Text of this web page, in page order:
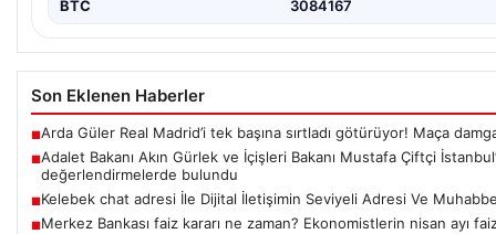
BTC 3084167
Son Eklenen Haberler
■Arda Güler Real Madrid’i tek başına sırtladı götürüyor! Maça
■Adalet Bakanı Akın Gürlek ve İçişleri Bakanı Mustafa Çiftçi
değerlendirmelerde bulundu
■Kelebek chat adresi İle Dijital İletişimin Seviyeli Adresi Ve
■Merkez Bankası faiz kararı ne zaman? Ekonomistlerin nisan ayı